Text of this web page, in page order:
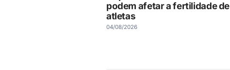
podem afetar a fertilidade de
atletas
04/08/2026